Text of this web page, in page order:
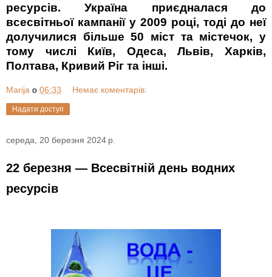
ресурсів.Україна приєдналася до
всесвітньої кампанії у 2009 році, тоді до неї
долучилися більше 50 міст та містечок, у
тому числі Київ, Одеса, Львів, Харків,
Полтава, Кривий Ріг та інші.
Marija о 06:33 Немає коментарів:
Надати доступ
середа, 20 березня 2024 р.
22 березня — Всесвітній день водних
ресурсів